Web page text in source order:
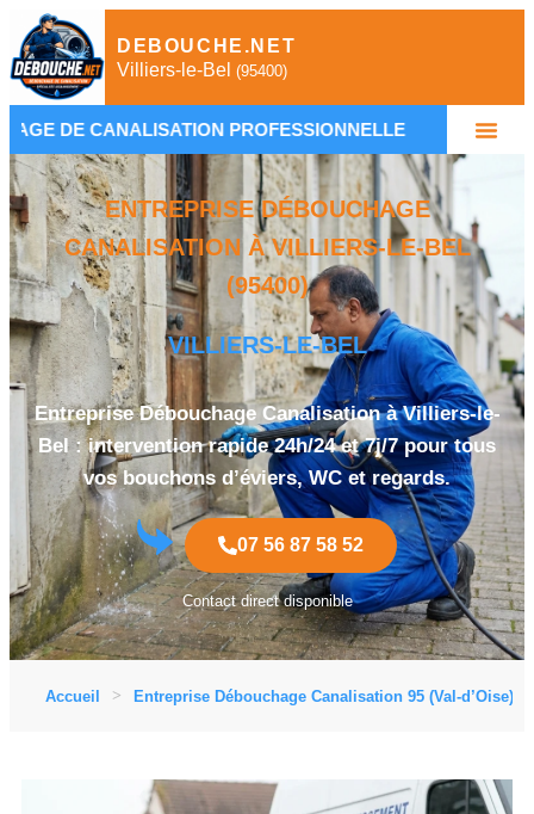
DEBOUCHE.NET
Villiers-le-Bel (95400)
PROFESSIONNELLE • DÉBOUCHAGE
ENTREPRISE DÉBOUCHAGE
CANALISATION À VILLIERS-LE-BEL
(95400)
VILLIERS-LE-BEL
Entreprise Débouchage Canalisation à Villiers-le-
Bel : intervention rapide 24h/24 et 7j/7 pour tous
vos bouchons d’éviers, WC et regards.
07 56 87 58 52
Contact direct disponible
Accueil Entreprise Débouchage Canalisation 95 (Val-d’Oise)